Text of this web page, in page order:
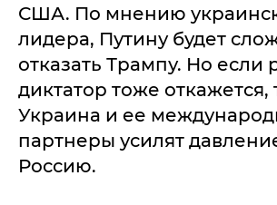
США. По мнению
лидера, Путину будет
отказать Трампу. Но если
диктатор тоже откажется,
Украина и ее
партнеры усилят
Россию.